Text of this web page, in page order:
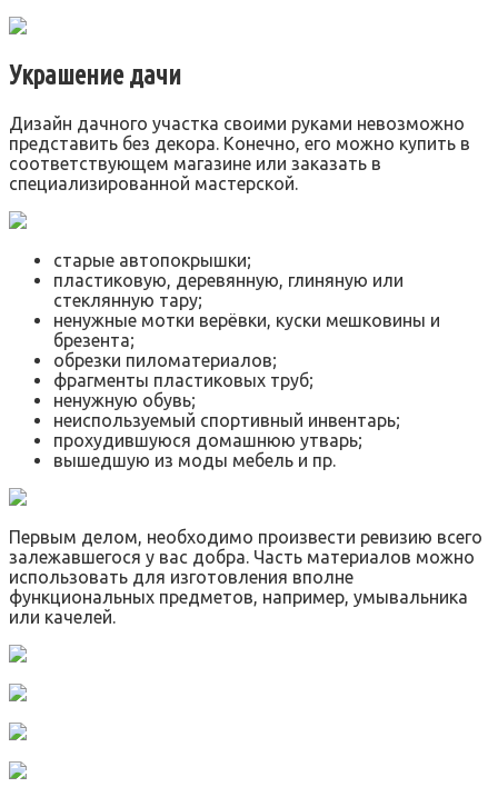
Украшение дачи
Дизайн дачного участка своими руками невозможно
представить без декора. Конечно, его можно купить в
соответствующем магазине или заказать в
специализированной мастерской.
старые автопокрышки;
пластиковую, деревянную, глиняную или
стеклянную тару;
ненужные мотки верёвки, куски мешковины и
брезента;
обрезки пиломатериалов;
фрагменты пластиковых труб;
ненужную обувь;
неиспользуемый спортивный инвентарь;
прохудившуюся домашнюю утварь;
вышедшую из моды мебель и пр.
Первым делом, необходимо произвести ревизию всего
залежавшегося у вас добра. Часть материалов можно
использовать для изготовления вполне
функциональных предметов, например, умывальника
или качелей.